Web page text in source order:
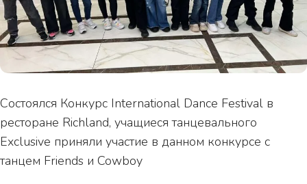
Состоялся Конкурс International Dance Festival в
ресторане Richland, учащиеся танцевального
Exclusive приняли участие в данном конкурсе с
танцем Friends и Cowboy